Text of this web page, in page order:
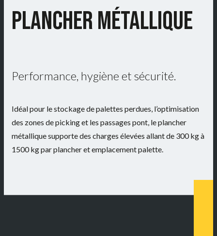
PLANCHER MÉTALLIQUE
Performance, hygiène et sécurité.
Idéal pour le stockage de palettes perdues, l’optimisation
des zones de picking et les passages pont, le plancher
métallique supporte des charges élevées allant de 300 kg à
1500 kg par plancher et emplacement palette.